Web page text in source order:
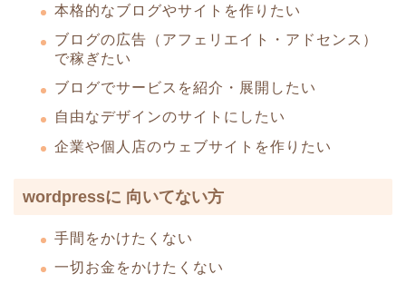
本格的なブログやサイトを作りたい
ブログの広告（アフェリエイト・アドセンス）
で稼ぎたい
ブログでサービスを紹介・展開したい
自由なデザインのサイトにしたい
企業や個人店のウェブサイトを作りたい
wordpressに 向いてない方
手間をかけたくない
一切お金をかけたくない